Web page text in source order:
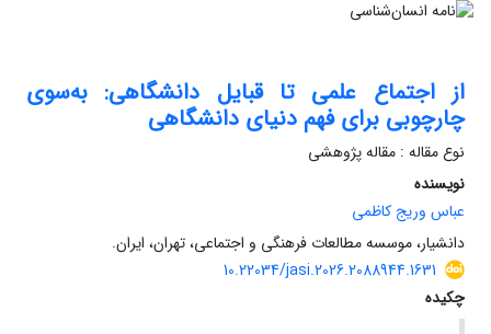
از اجتماع علمی تا قبایل دانشگاهی: به‌سوی
چارچوبی برای فهم دنیای دانشگاهی
نوع مقاله : مقاله پژوهشی
نویسنده
عباس وریج کاظمی
دانشیار، موسسه مطالعات فرهنگی و اجتماعی، تهران، ایران.
10.22034/jasi.2026.2088944.1631
چکیده